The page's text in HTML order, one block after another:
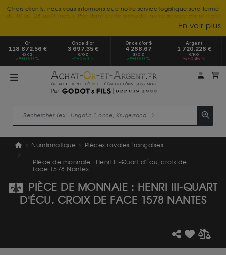
Chers clients, nous vous informons que notre service logistique sera fermé
du 10 au 28 août inclus. Pendant cette période, notre service client reste
à votre disposition tout l'été. Vous pouvez nous joindre du lundi au
vendredi, de 9h30 à 18h, pour toute demande d'information.
Nous vous remercions de votre compréhension et vous souhaitons un
excellent été.
En voir plus
Or
118 872.56 €
€/KG
+0.59 %
Once d’or
3 697.35 €
€/OZ
+0.59 %
Once d’or $
4 268.67
$/OZ
+0.59 %
Argent
1 720.226 €
€/KG
-0.45 %
Mon
Numismatique Pièces royales françaises
Pièce de monnaie : Henri III-Quart d'Écu, croix de
face 1578 Nantes
PIÈCE DE MONNAIE : HENRI III-QUART
D'ÉCU, CROIX DE FACE 1578 NANTES